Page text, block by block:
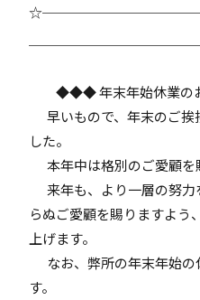
◆◆◆ 年末年始休業
早いもので、年末のご
した。
本年中は格別のご愛顧を
来年も、より一層の努
らぬご愛顧を賜りますよう
上げます。
なお、弊所の年末年始
す。